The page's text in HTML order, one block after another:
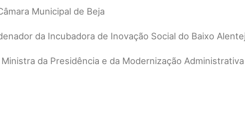
Municipal de Beja
da Incubadora de Inovação Social do Baixo
da Presidência e da Modernização Administrativa